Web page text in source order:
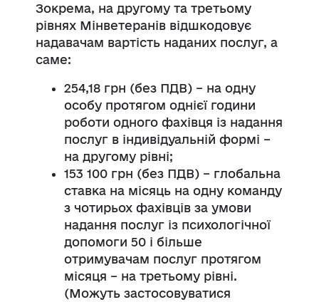
Зокрема, на другому та третьому
рівнях Мінветеранів відшкодовує
надавачам вартість наданих послуг, а
саме:
254,18 грн (без ПДВ) – на одну
особу протягом однієї години
роботи одного фахівця із надання
послуг в індивідуальній формі –
на другому рівні;
153 100 грн (без ПДВ) – глобальна
ставка на місяць на одну команду
з чотирьох фахівців за умови
надання послуг із психологічної
допомоги 50 і більше
отримувачам послуг протягом
місяця – на третьому рівні.
(Можуть застосовуватися